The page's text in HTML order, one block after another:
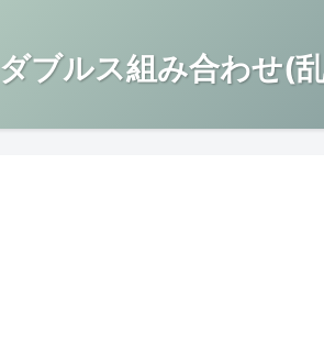
ダブルス組み合わせ(